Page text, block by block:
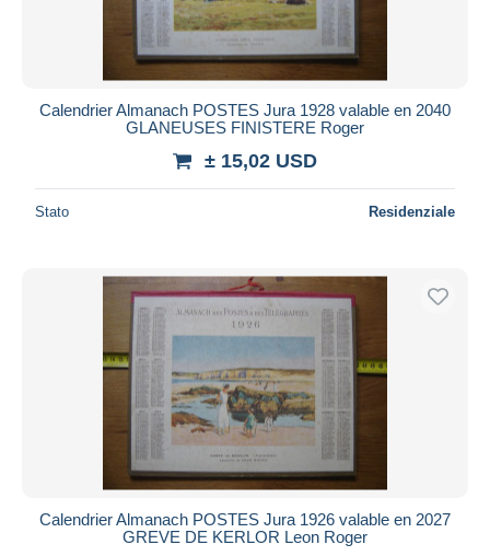
Calendrier Almanach POSTES Jura 1928 valable en 2040
GLANEUSES FINISTERE Roger
± 15,02 USD
Stato Residenziale
Calendrier Almanach POSTES Jura 1926 valable en 2027
GREVE DE KERLOR Leon Roger